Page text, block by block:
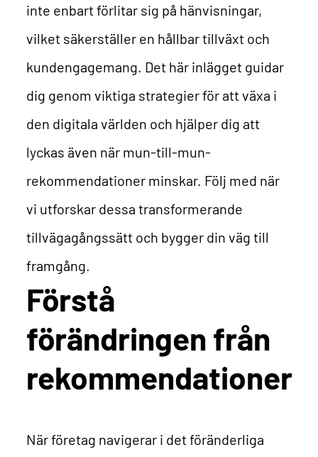
inte enbart förlitar sig på hänvisningar,
vilket säkerställer en hållbar tillväxt och
kundengagemang. Det här inlägget guidar
dig genom viktiga strategier för att växa i
den digitala världen och hjälper dig att
lyckas även när mun-till-mun-
rekommendationer minskar. Följ med när
vi utforskar dessa transformerande
tillvägagångssätt och bygger din väg till
framgång.
Förstå
förändringen från
rekommendationer
När företag navigerar i det föränderliga